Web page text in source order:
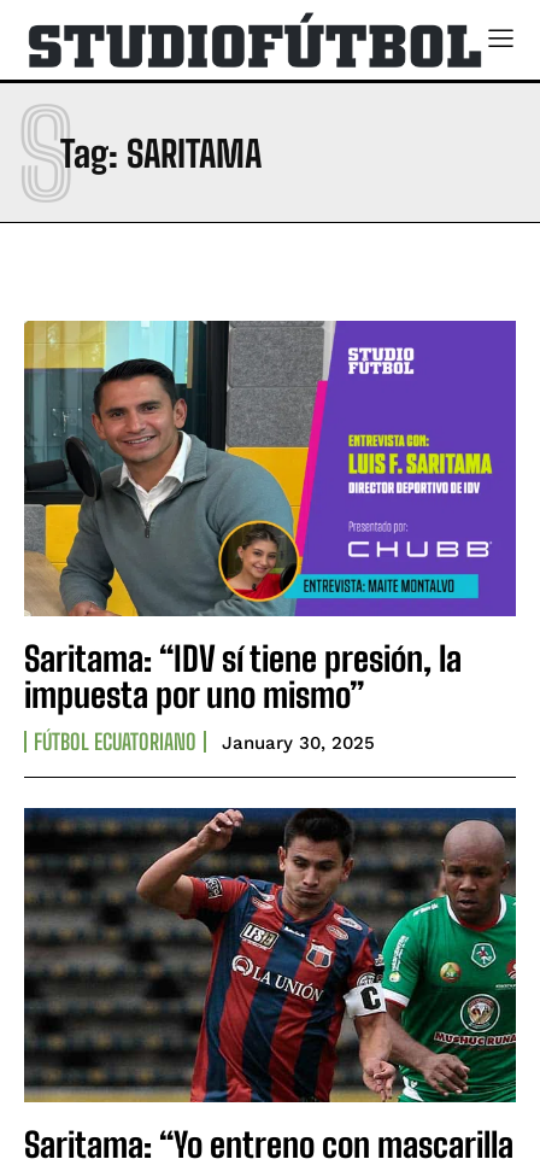
Tag: SARITAMA
S
Saritama: “IDV sí tiene presión, la
impuesta por uno mismo”
FÚTBOL ECUATORIANO January 30, 2025
Saritama: “Yo entreno con mascarilla